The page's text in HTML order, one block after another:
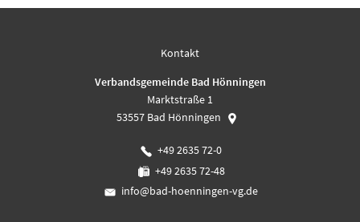
Kontakt
Verbandsgemeinde Bad Hönningen
Marktstraße 1
53557 Bad Hönningen
+49 2635 72-0
+49 2635 72-48
info@bad-hoenningen-vg.de